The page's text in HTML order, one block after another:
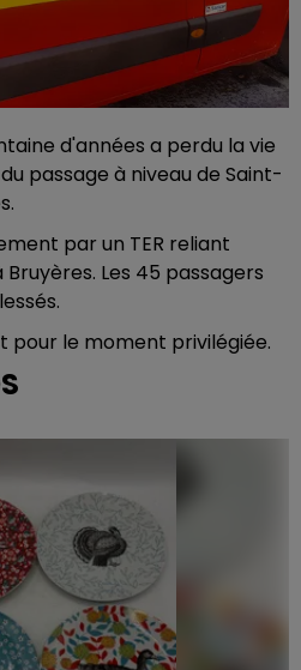
d'années a perdu la vie
passage à niveau de Saint-
par un TER reliant
Les 45 passagers
pour le moment privilégiée.